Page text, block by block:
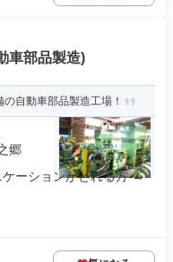
車部品製造)
自動車部品製造工場！
郷
ケーションがとれる方 →